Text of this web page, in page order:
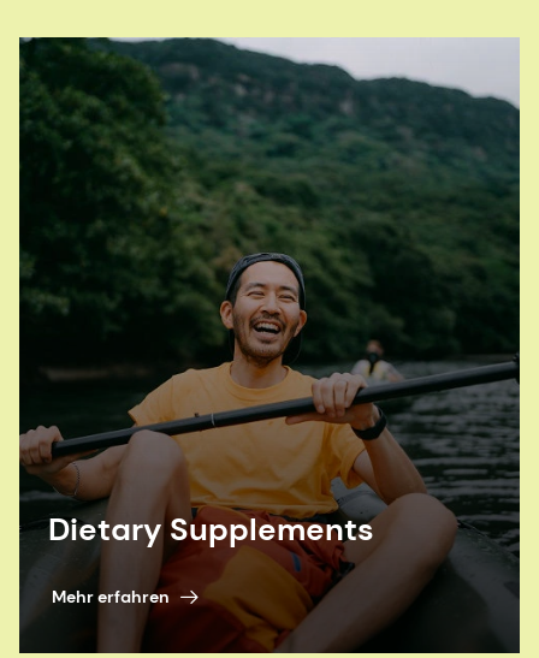
Dietary Supplements
Mehr erfahren